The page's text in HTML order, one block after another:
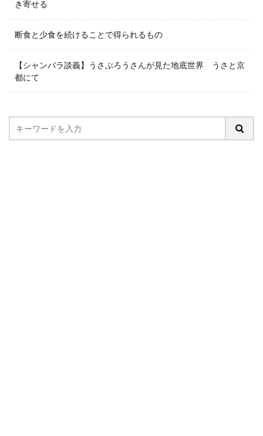
き寄せる
断食と少食を続けることで得られるもの
【シャンバラ談義】うさぶろうさんが見た地底世界 うさと京
都にて